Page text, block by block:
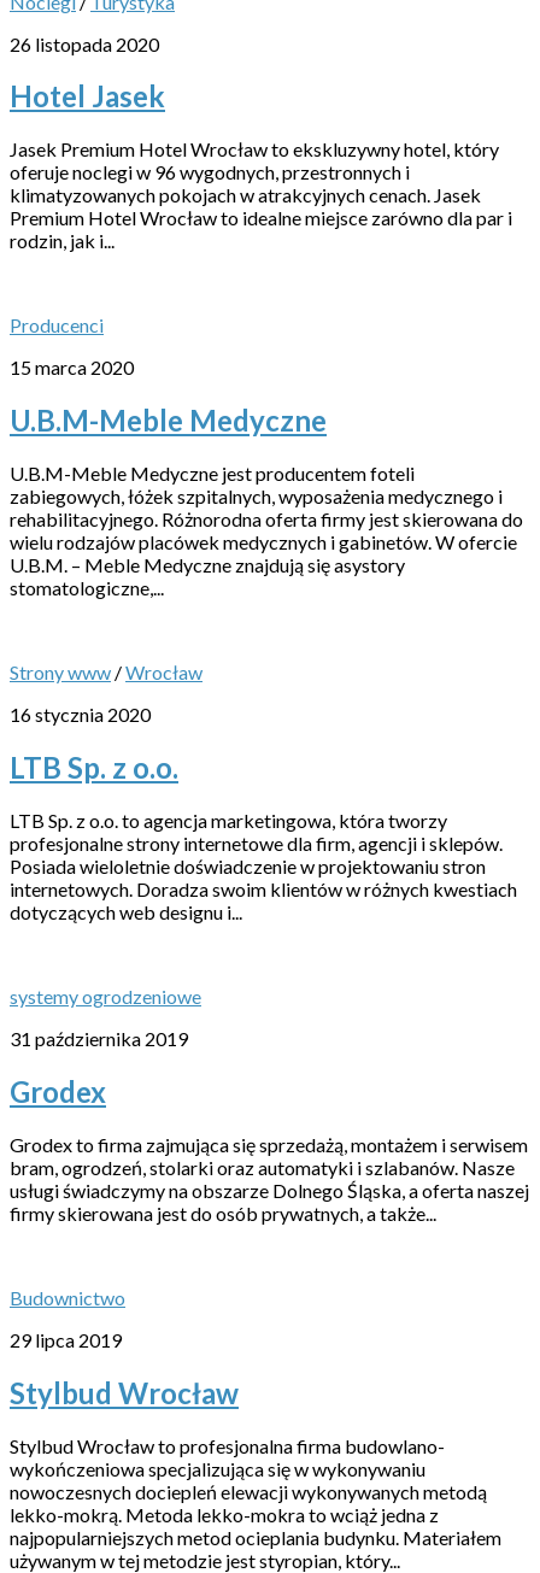
26 listopada 2020
Hotel Jasek
Jasek Premium Hotel Wrocław to ekskluzywny hotel, który
oferuje noclegi w 96 wygodnych, przestronnych i
klimatyzowanych pokojach w atrakcyjnych cenach. Jasek
Premium Hotel Wrocław to idealne miejsce zarówno dla par i
rodzin, jak i...
Producenci
15 marca 2020
U.B.M-Meble Medyczne
U.B.M-Meble Medyczne jest producentem foteli
zabiegowych, łóżek szpitalnych, wyposażenia medycznego i
rehabilitacyjnego. Różnorodna oferta firmy jest skierowana do
wielu rodzajów placówek medycznych i gabinetów. W ofercie
U.B.M. – Meble Medyczne znajdują się asystory
stomatologiczne,...
Strony www /Wrocław
16 stycznia 2020
LTB Sp. z o.o.
LTB Sp. z o.o. to agencja marketingowa, która tworzy
profesjonalne strony internetowe dla firm, agencji i sklepów.
Posiada wieloletnie doświadczenie w projektowaniu stron
internetowych. Doradza swoim klientów w różnych kwestiach
dotyczących web designu i...
systemy ogrodzeniowe
31 października 2019
Grodex
Grodex to firma zajmująca się sprzedażą, montażem i serwisem
bram, ogrodzeń, stolarki oraz automatyki i szlabanów. Nasze
usługi świadczymy na obszarze Dolnego Śląska, a oferta naszej
firmy skierowana jest do osób prywatnych, a także...
Budownictwo
29 lipca 2019
Stylbud Wrocław
Stylbud Wrocław to profesjonalna firma budowlano-
wykończeniowa specjalizująca się w wykonywaniu
nowoczesnych dociepleń elewacji wykonywanych metodą
lekko-mokrą. Metoda lekko-mokra to wciąż jedna z
najpopularniejszych metod ocieplania budynku. Materiałem
używanym w tej metodzie jest styropian, który...